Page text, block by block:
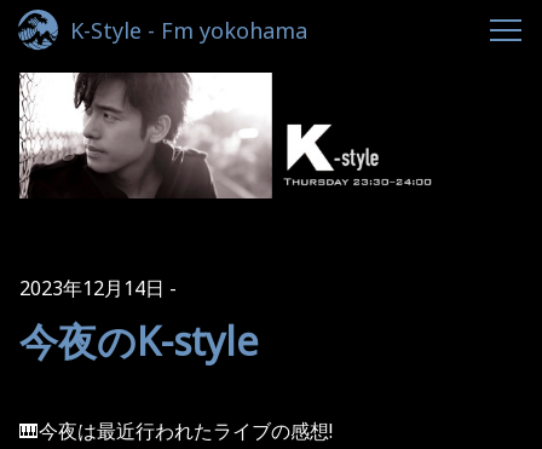
K-Style - Fm yokohama
2023年12月14日
今夜のK-style
🎹今夜は最近行われたライブの感想!